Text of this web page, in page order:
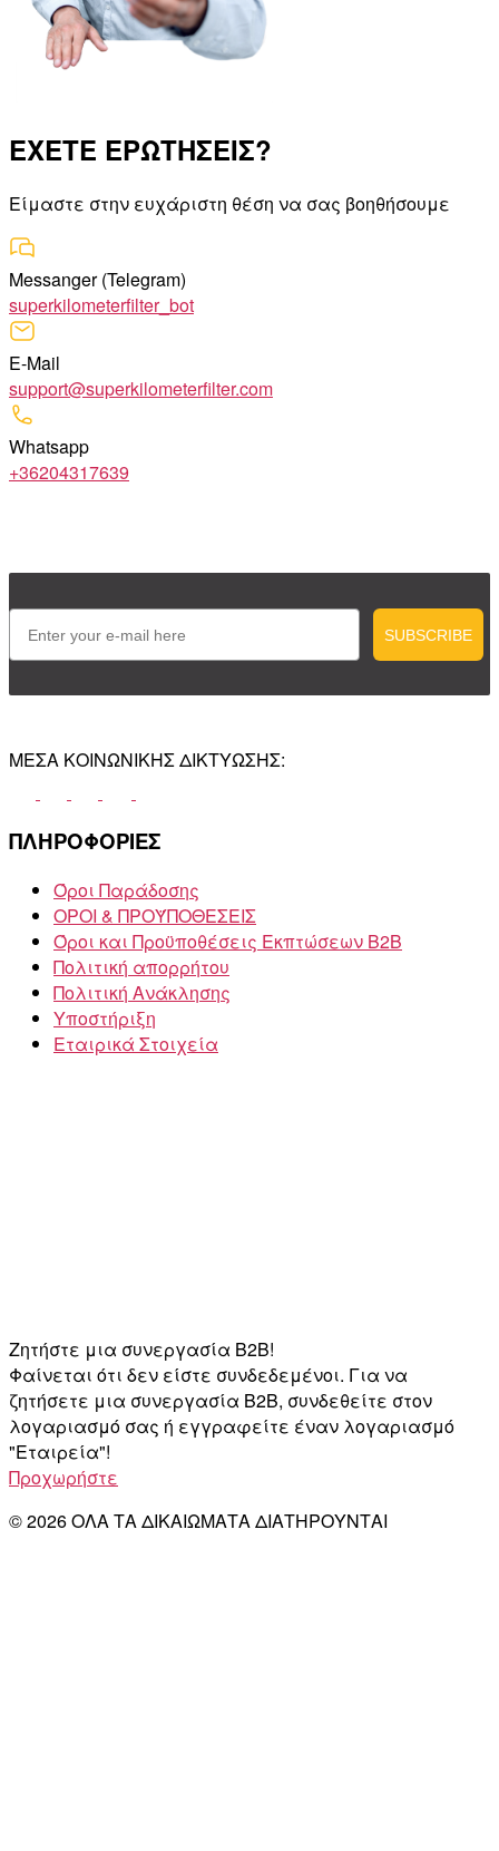
ΕΧΕΤΕ ΕΡΩΤΗΣΕΙΣ?
Είμαστε στην ευχάριστη θέση να σας βοηθήσουμε
Messanger (Telegram)
superkilometerfilter_bot
E-Mail
support@superkilometerfilter.com
Whatsapp
+36204317639
Email
SUBSCRIBE
ΜΕΣΑ ΚΟΙΝΩΝΙΚΗΣ ΔΙΚΤΥΩΣΗΣ:
ΠΛΗΡΟΦΟΡΙΕΣ
Όροι Παράδοσης
ΟΡΟΙ & ΠΡΟΫΠΟΘΕΣΕΙΣ
Όροι και Προϋποθέσεις Εκπτώσεων B2B
Πολιτική απορρήτου
Πολιτική Ανάκλησης
Υποστήριξη
Εταιρικά Στοιχεία
Ζητήστε μια συνεργασία B2B!
Φαίνεται ότι δεν είστε συνδεδεμένοι. Για να
ζητήσετε μια συνεργασία B2B, συνδεθείτε στον
λογαριασμό σας ή εγγραφείτε έναν λογαριασμό
"Εταιρεία"!
Προχωρήστε
© 2026 ΟΛΑ ΤΑ ΔΙΚΑΙΩΜΑΤΑ ΔΙΑΤΗΡΟΥΝΤΑΙ